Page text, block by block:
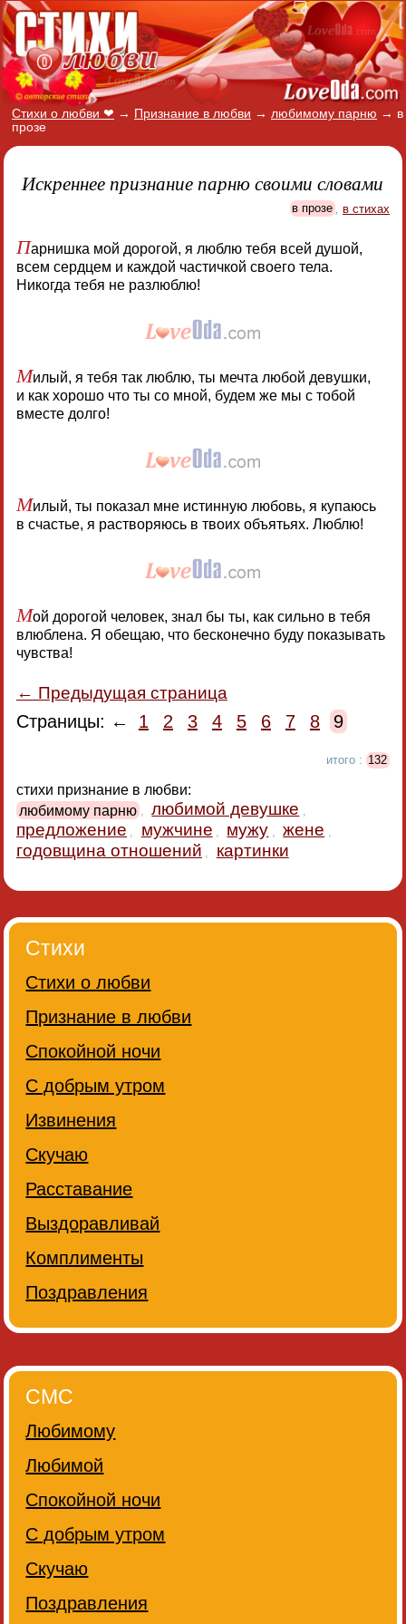
Стихи о любви ❤ → Признание в любви → любимому парню → в
прозе
Искреннее признание парню своими словами
в прозе в стихах
Парнишка мой дорогой, я люблю тебя всей душой,
всем сердцем и каждой частичкой своего тела.
Никогда тебя не разлюблю!
Милый, я тебя так люблю, ты мечта любой девушки,
и как хорошо что ты со мной, будем же мы с тобой
вместе долго!
Милый, ты показал мне истинную любовь, я купаюсь
в счастье, я растворяюсь в твоих объятьях. Люблю!
Мой дорогой человек, знал бы ты, как сильно в тебя
влюблена. Я обещаю, что бесконечно буду показывать
чувства!
← Предыдущая страница
Страницы: ← 1 2 3 4 5 6 7 8 9
итого : 132
стихи признание в любви:
любимому парню , любимой девушке ,
предложение , мужчине , мужу , жене ,
годовщина отношений , картинки
Стихи
Стихи о любви
Признание в любви
Спокойной ночи
С добрым утром
Извинения
Скучаю
Расставание
Выздоравливай
Комплименты
Поздравления
СМС
Любимому
Любимой
Спокойной ночи
С добрым утром
Скучаю
Поздравления